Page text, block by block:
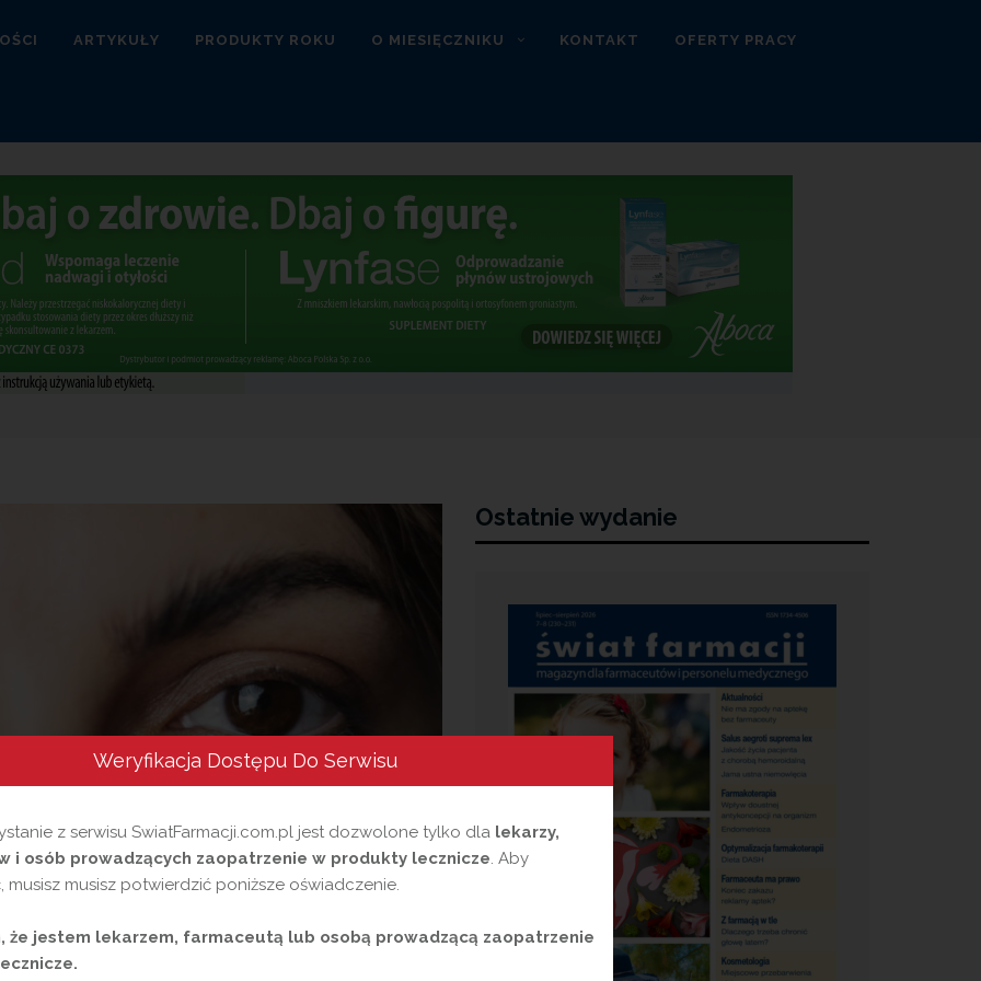
ARTYKUŁY PRODUKTY ROKU O MIESIĘCZNIKU KONTAKT OFERTY PRACY
oczu
Ostatnie wydanie
Weryfikacja Dostępu Do Serwisu
z serwisu SwiatFarmacji.com.pl jest dozwolone tylko dla lekarzy,
i osób prowadzących zaopatrzenie w produkty lecznicze. Aby
musisz musisz potwierdzić poniższe oświadczenie.
że jestem lekarzem, farmaceutą lub osobą prowadzącą zaopatrzenie